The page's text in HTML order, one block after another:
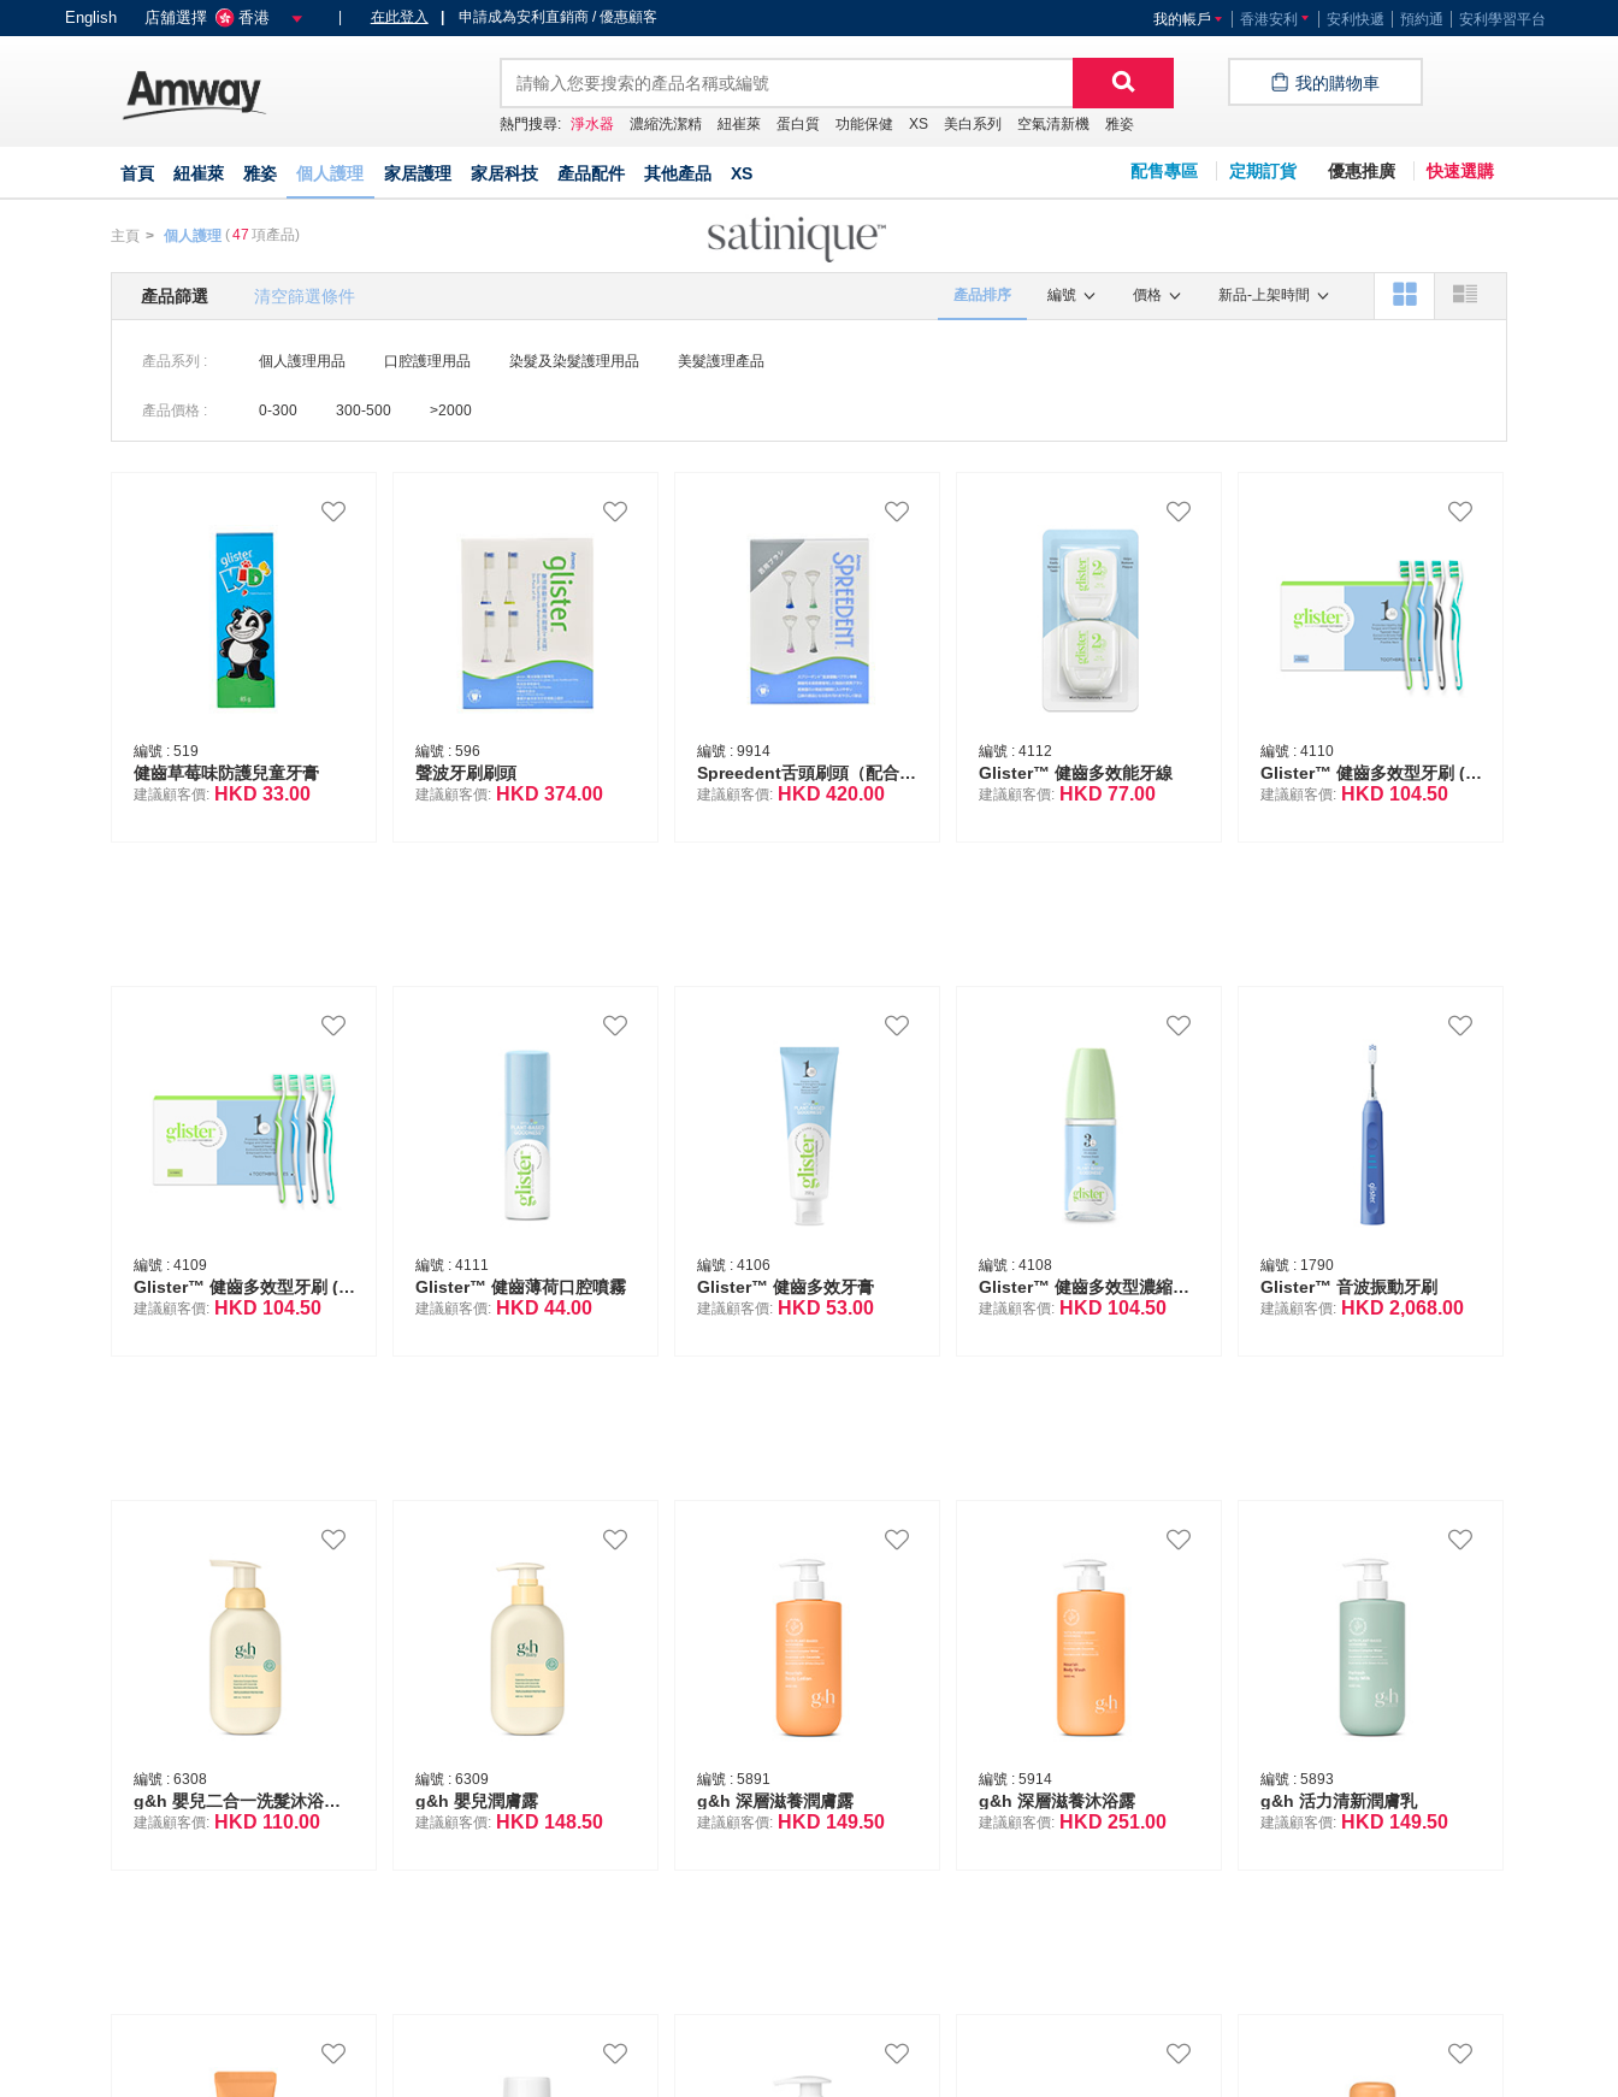
text.skipToContent
text.skipToNavigation
English 店舖選擇 香港 在此登入 申請成為安利直銷商 / 優惠顧客 香港安利 安利快遞 預約通 安利學習平台
我的帳戶
熱門搜尋: 淨水器 濃縮洗潔精 紐崔萊 蛋白質 功能保健 XS 美白系列 空氣清新機 雅姿
我的購物車
首頁 紐崔萊 雅姿 個人護理 家居護理 家居科技 產品配件 其他產品 XS 配售專區 定期訂貨 優惠推廣 快速選購
主頁 個人護理 (47 項產品)
產品篩選 清空篩選條件 產品排序 編號 價格 新品-上架時間
產品系列 : 個人護理用品 口腔護理用品 染髮及染髮護理用品 美髮護理產品
產品價格 : 0-300 300-500 >2000
編號 : 519
健齒草莓味防護兒童牙膏
建議顧客價: HKD 33.00
編號 : 596
聲波牙刷刷頭
建議顧客價: HKD 374.00
編號 : 9914
Spreedent舌頭刷頭（配合glister™ 聲波振動牙刷使用）（4支裝）
建議顧客價: HKD 420.00
編號 : 4112
Glister™ 健齒多效能牙線
建議顧客價: HKD 77.00
編號 : 4110
Glister™ 健齒多效型牙刷 (中等硬度刷毛)
建議顧客價: HKD 104.50
編號 : 4109
Glister™ 健齒多效型牙刷 (軟刷毛)
建議顧客價: HKD 104.50
編號 : 4111
Glister™ 健齒薄荷口腔噴霧
建議顧客價: HKD 44.00
編號 : 4106
Glister™ 健齒多效牙膏
建議顧客價: HKD 53.00
編號 : 4108
Glister™ 健齒多效型濃縮漱口水
建議顧客價: HKD 104.50
編號 : 1790
Glister™ 音波振動牙刷
建議顧客價: HKD 2,068.00
編號 : 6308
g&h 嬰兒二合一洗髮沐浴泡沫
建議顧客價: HKD 110.00
編號 : 6309
g&h 嬰兒潤膚露
建議顧客價: HKD 148.50
編號 : 5891
g&h 深層滋養潤膚露
建議顧客價: HKD 149.50
編號 : 5914
g&h 深層滋養沐浴露
建議顧客價: HKD 251.00
編號 : 5893
g&h 活力清新潤膚乳
建議顧客價: HKD 149.50